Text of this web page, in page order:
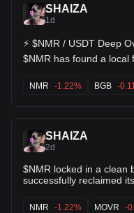
SHAIZA
1d
⚡️ $NMR / USDT Deep Oversold Mean-Reversion Play! 📈
$NMR has found a
territory (J ~0.24, K
NMR -1.22% BGB -
SHAIZA
2d
$NMR locked in a clean bottom at $8.071 and has
successfully reclaimed
62.05, signaling buyers
NMR -1.22% MOVR -